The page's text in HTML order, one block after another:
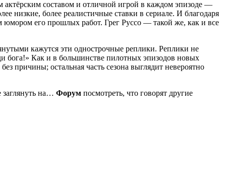
составом и отличной игрой в каждом эпизоде ​​—
низкие, более реалистичные ставки в сериале. И благодаря
юмором его прошлых работ. Грег Руссо — такой же, как и все
кажутся эти однострочные реплики. Реплики не
бога!» Как и в большинстве пилотных эпизодов новых
причины; остальная часть сезона выглядит невероятно
на… Форум посмотреть, что говорят другие